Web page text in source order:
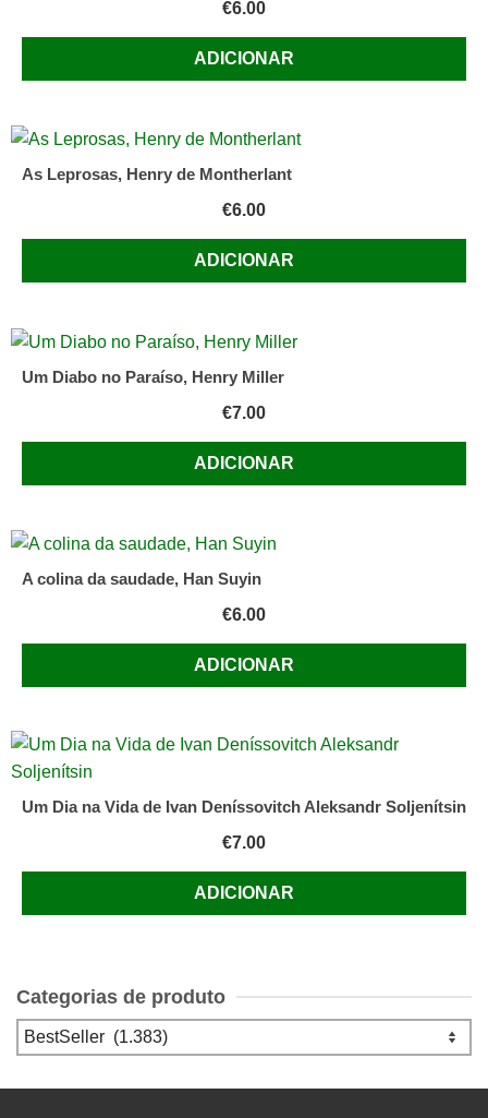
€6.00
ADICIONAR
As Leprosas, Henry de Montherlant
€6.00
ADICIONAR
Um Diabo no Paraíso, Henry Miller
€7.00
ADICIONAR
A colina da saudade, Han Suyin
€6.00
ADICIONAR
Um Dia na Vida de Ivan Deníssovitch Aleksandr Soljenítsin
€7.00
ADICIONAR
Categorias de produto